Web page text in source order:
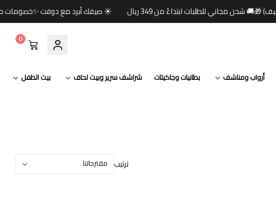
☀️ صيفك أبرد مع دوفت ✨خصومات حتى 60% 🏷️وكود خصم إضافي (صيف) 🎁🚚 شحن مجاني للطلبات ابتداءً من 349 ريال
0
أرواب ومناشف بطانيات وجاكيتات شراشف سرير وبيت لحاف
بيت الطفل
ترتيب